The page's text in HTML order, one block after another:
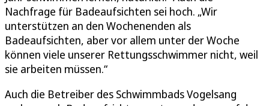
Nachfrage für Badeaufsichten sei hoch. „Wir
unterstützen an den Wochenenden als
Badeaufsichten, aber vor allem unter der Woche
können viele unserer Rettungsschwimmer nicht, weil
sie arbeiten müssen.“
Auch die Betreiber des Schwimmbads Vogelsang